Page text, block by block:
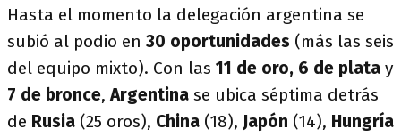
Hasta el momento la delegación argentina se
subió al podio en 30 oportunidades (más las seis
del equipo mixto). Con las 11 de oro, 6 de plata y
7 de bronce,Argentina se ubica séptima detrás
de Rusia (25 oros), China (18), Japón (14), Hungría